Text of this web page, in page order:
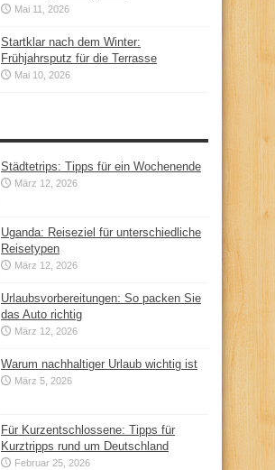
Mai 11, 2026
Startklar nach dem Winter:
Frühjahrsputz für die Terrasse
Mai 10, 2026
Städtetrips: Tipps für ein Wochenende
März 12, 2026
Uganda: Reiseziel für unterschiedliche
Reisetypen
März 12, 2026
Urlaubsvorbereitungen: So packen Sie
das Auto richtig
März 12, 2026
Warum nachhaltiger Urlaub wichtig ist
März 5, 2026
Für Kurzentschlossene: Tipps für
Kurztripps rund um Deutschland
Februar 25, 2026